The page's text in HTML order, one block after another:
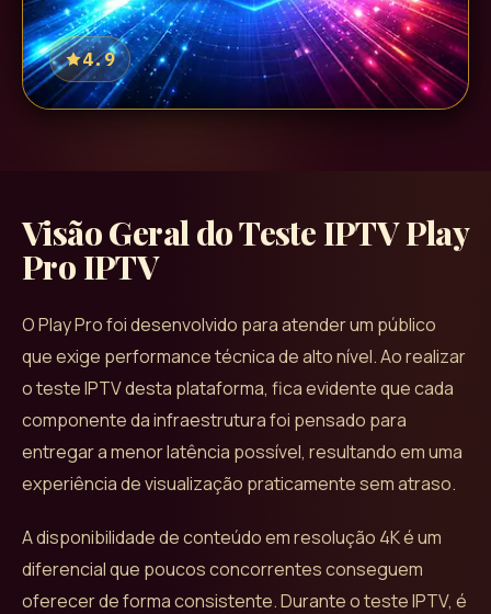
4.9
Visão Geral do Teste IPTVPlay
Pro IPTV
O Play Pro foi desenvolvido para atender um público
que exige performance técnica de alto nível. Ao realizar
o teste IPTV desta plataforma, fica evidente que cada
componente da infraestrutura foi pensado para
entregar a menor latência possível, resultando em uma
experiência de visualização praticamente sem atraso.
A disponibilidade de conteúdo em resolução 4K é um
diferencial que poucos concorrentes conseguem
oferecer de forma consistente. Durante o teste IPTV, é